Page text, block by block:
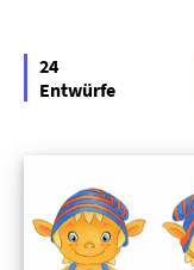
24
Entwürfe